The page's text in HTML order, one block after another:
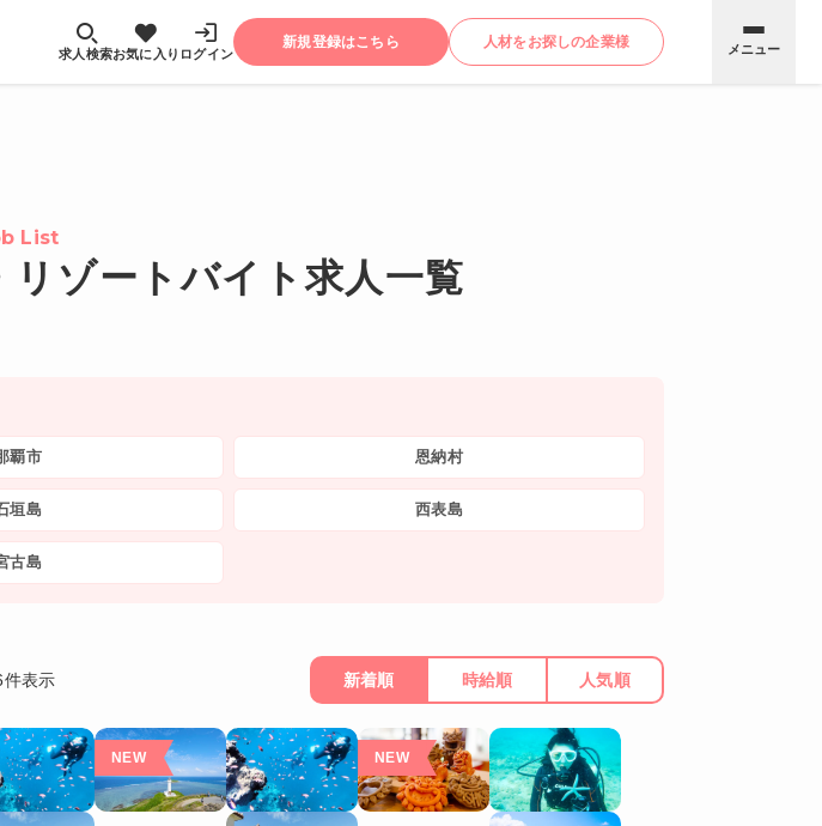
求人検索お気に入り ログイン
新規登録はこちら 人材をお探しの企業様 メニュー
List
ゾートバイト求人一覧
覇市 恩納村
垣島 西表島
古島
件表示 新着順 時給順 人気順